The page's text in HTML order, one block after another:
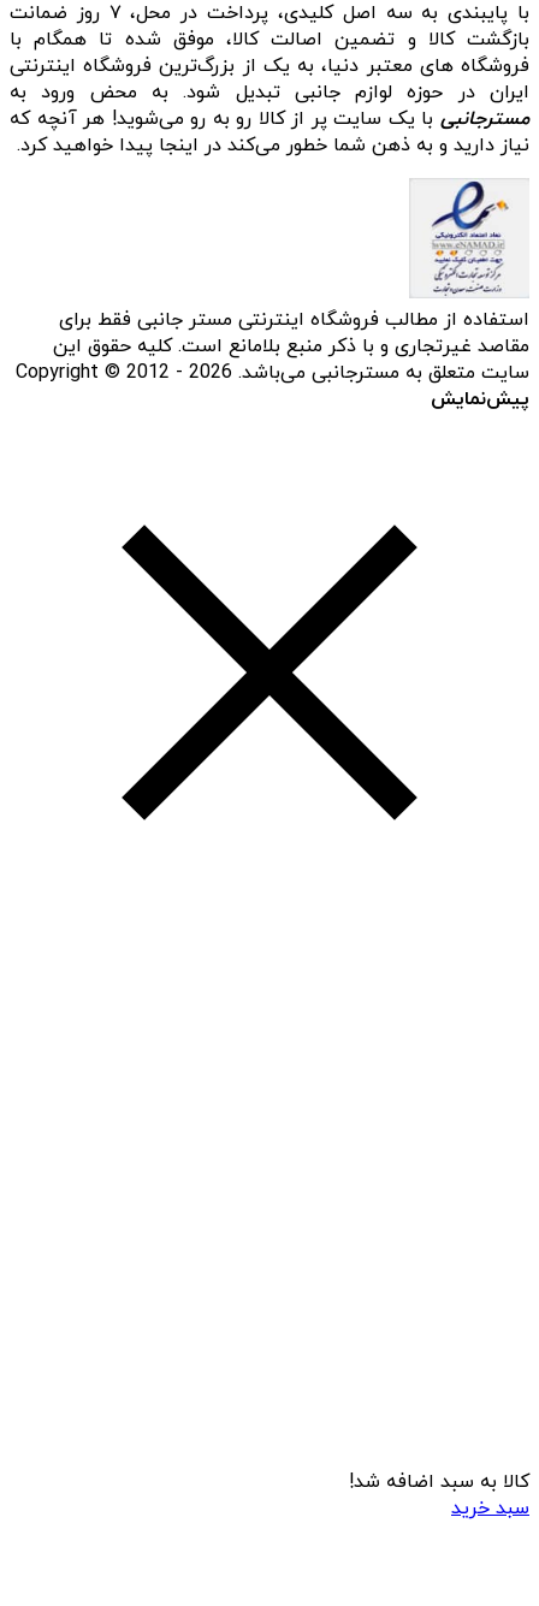
با پایبندی به سه اصل کلیدی، پرداخت در محل، ۷ روز ضمانت
بازگشت کالا و تضمین اصالت کالا، موفق شده تا همگام با
فروشگاه‌ های معتبر دنیا، به یک از بزرگ‌ترین فروشگاه اینترنتی
ایران در حوزه لوازم جانبی تبدیل شود. به محض ورود به
مسترجانبی با یک سایت پر از کالا رو به رو می‌شوید! هر آنچه که
نیاز دارید و به ذهن شما خطور می‌کند در اینجا پیدا خواهید کرد.
استفاده از مطالب فروشگاه اینترنتی مستر جانبی فقط برای
مقاصد غیرتجاری و با ذکر منبع بلامانع است. کلیه حقوق این
سایت متعلق به مسترجانبی می‌باشد. Copyright © 2012 - 2026
پیش‌نمایش
کالا به سبد اضافه شد!
سبد خرید